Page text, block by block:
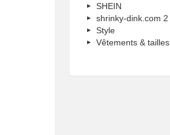
SHEIN
shrinky-dink.com 2
Style
Vêtements & tailles